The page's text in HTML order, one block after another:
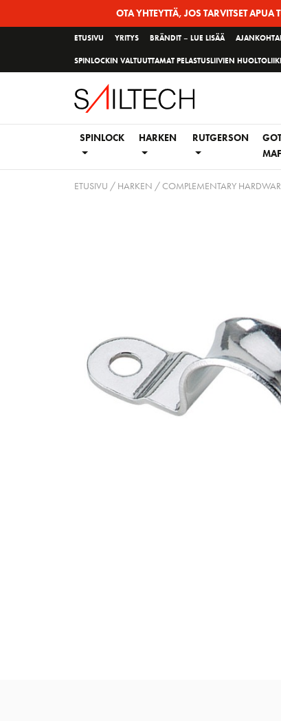
OTA YHTEYTTÄ, JOS TARVITSET
ETUSIVU YRITYS BRÄNDIT – LUE LISÄÄ
SPINLOCKIN VALTUUTTAMAT PELASTUSLIIVIEN
SPINLOCK HARKEN RUTGERSON
ETUSIVU / HARKEN /COMPLEMENTARY